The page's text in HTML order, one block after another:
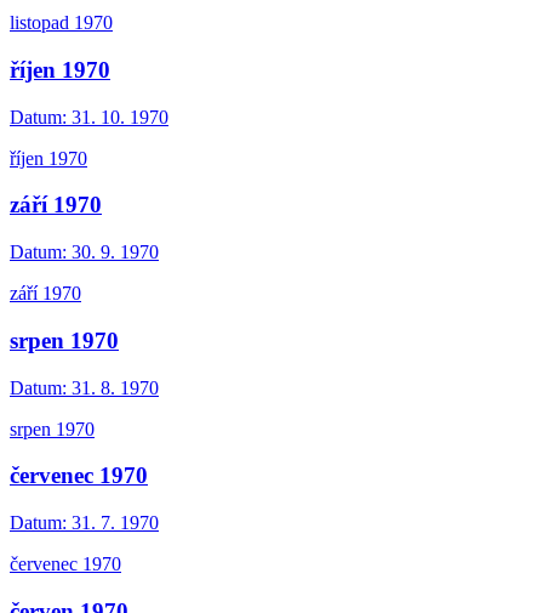
listopad 1970
říjen 1970
Datum: 31. 10. 1970
říjen 1970
září 1970
Datum: 30. 9. 1970
září 1970
srpen 1970
Datum: 31. 8. 1970
srpen 1970
červenec 1970
Datum: 31. 7. 1970
červenec 1970